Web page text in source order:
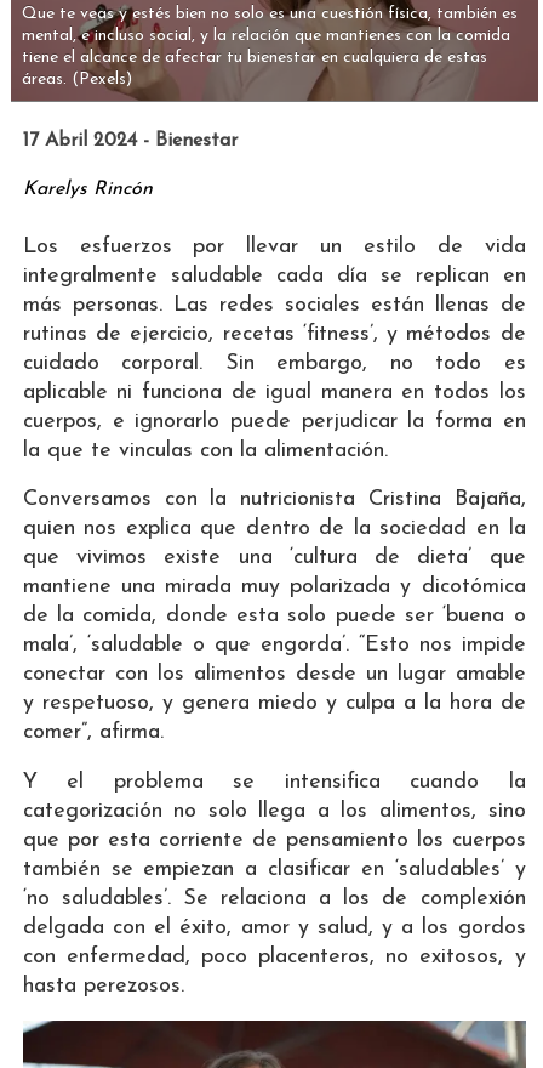
Que te veas y estés bien no solo es una cuestión física, también es
mental, e incluso social, y la relación que mantienes con la comida
tiene el alcance de afectar tu bienestar en cualquiera de estas
áreas. (Pexels)
17 Abril 2024 - Bienestar
Karelys Rincón
Los esfuerzos por llevar un estilo de vida
integralmente saludable cada día se replican en
más personas. Las redes sociales están llenas de
rutinas de ejercicio, recetas ‘fitness’, y métodos de
cuidado corporal. Sin embargo, no todo es
aplicable ni funciona de igual manera en todos los
cuerpos, e ignorarlo puede perjudicar la forma en
la que te vinculas con la alimentación.
Conversamos con la nutricionista Cristina Bajaña,
quien nos explica que dentro de la sociedad en la
que vivimos existe una ‘cultura de dieta’ que
mantiene una mirada muy polarizada y dicotómica
de la comida, donde esta solo puede ser ‘buena o
mala’, ‘saludable o que engorda’. “Esto nos impide
conectar con los alimentos desde un lugar amable
y respetuoso, y genera miedo y culpa a la hora de
comer”, afirma.
Y el problema se intensifica cuando la
categorización no solo llega a los alimentos, sino
que por esta corriente de pensamiento los cuerpos
también se empiezan a clasificar en ‘saludables’ y
‘no saludables’. Se relaciona a los de complexión
delgada con el éxito, amor y salud, y a los gordos
con enfermedad, poco placenteros, no exitosos, y
hasta perezosos.